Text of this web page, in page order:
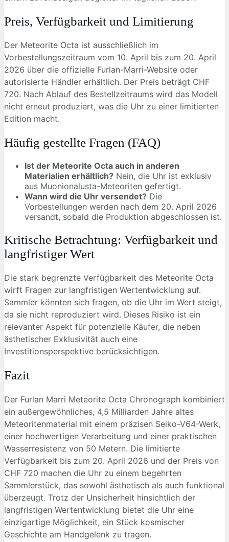
Preis, Verfügbarkeit und Limitierung
Der Meteorite Octa ist ausschließlich im
Vorbestellungszeitraum vom 10. April bis zum 20. April
2026 über die offizielle Furlan-Marri-Website oder
autorisierte Händler erhältlich. Der Preis beträgt CHF
720. Nach Ablauf des Bestellzeitraums wird das Modell
nicht erneut produziert, was die Uhr zu einer limitierten
Edition macht.
Häufig gestellte Fragen (FAQ)
Ist der Meteorite Octa auch in anderen
Materialien erhältlich? Nein, die Uhr ist exklusiv
aus Muonionalusta-Meteoriten gefertigt.
Wann wird die Uhr versendet? Die
Vorbestellungen werden nach dem 20. April 2026
versandt, sobald die Produktion abgeschlossen ist.
Kritische Betrachtung: Verfügbarkeit und
langfristiger Wert
Die stark begrenzte Verfügbarkeit des Meteorite Octa
wirft Fragen zur langfristigen Wertentwicklung auf.
Sammler könnten sich fragen, ob die Uhr im Wert steigt,
da sie nicht reproduziert wird. Dieses Risiko ist ein
relevanter Aspekt für potenzielle Käufer, die neben
ästhetischer Exklusivität auch eine
Investitionsperspektive berücksichtigen.
Fazit
Der Furlan Marri Meteorite Octa Chronograph kombiniert
ein außergewöhnliches, 4,5 Milliarden Jahre altes
Meteoritenmaterial mit einem präzisen Seiko-V64-Werk,
einer hochwertigen Verarbeitung und einer praktischen
Wasserresistenz von 50 Metern. Die limitierte
Verfügbarkeit bis zum 20. April 2026 und der Preis von
CHF 720 machen die Uhr zu einem begehrten
Sammlerstück, das sowohl ästhetisch als auch funktional
überzeugt. Trotz der Unsicherheit hinsichtlich der
langfristigen Wertentwicklung bietet die Uhr eine
einzigartige Möglichkeit, ein Stück kosmischer
Geschichte am Handgelenk zu tragen.